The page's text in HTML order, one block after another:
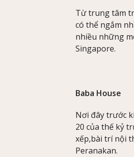
Từ trung tâm
có thể ngắm
nhiều những
Singapore.
Baba House
Nơi đây trước
20 của thế kỷ
xếp,bài trí nội
Peranakan.